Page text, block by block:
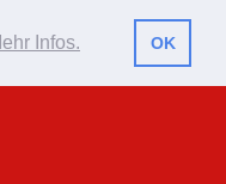
Infos. OK